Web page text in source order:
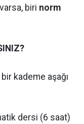
biri norm
kademe aşağı
dersi (6 saat)